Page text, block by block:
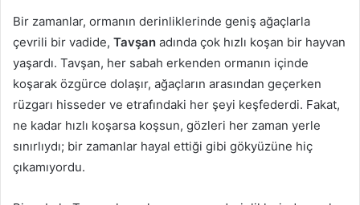
Bir zamanlar, ormanın derinliklerinde geniş ağaçlarla
çevrili bir vadide, Tavşan adında çok hızlı koşan bir hayvan
yaşardı. Tavşan, her sabah erkenden ormanın içinde
koşarak özgürce dolaşır, ağaçların arasından geçerken
rüzgarı hisseder ve etrafındaki her şeyi keşfederdi. Fakat,
ne kadar hızlı koşarsa koşsun, gözleri her zaman yerle
sınırlıydı; bir zamanlar hayal ettiği gibi gökyüzüne hiç
çıkamıyordu.